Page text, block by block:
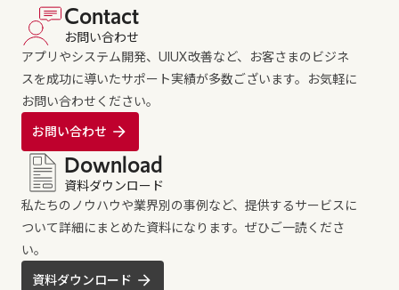
Contact
お問い合わせ
アプリやシステム開発、UIUX改善など、お客さまのビジネ
スを成功に導いたサポート実績が多数ございます。お気軽に
お問い合わせください。
お問い合わせ
Download
資料ダウンロード
私たちのノウハウや業界別の事例など、提供するサービスに
ついて詳細にまとめた資料になります。ぜひご一読くださ
い。
資料ダウンロード